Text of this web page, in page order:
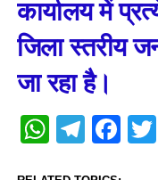
कार्यालय में
जिला स्तरीय
जा रहा है।